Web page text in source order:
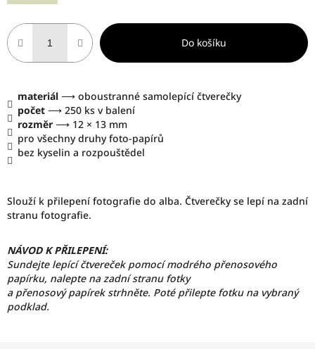
Do košíku
materiál ⟶ oboustranné samolepící čtverečky
počet ⟶ 250 ks v balení
rozměr ⟶ 12 × 13 mm
pro všechny druhy foto-papírů
bez kyselin a rozpouštědel
Slouží k přilepení fotografie do alba. Čtverečky se lepí na zadní
stranu fotografie.
NÁVOD K PŘILEPENÍ:
Sundejte lepící čtvereček pomocí modrého přenosového
papírku, nalepte na zadní stranu fotky
a přenosový papírek strhněte. Poté přilepte fotku na vybraný
podklad.